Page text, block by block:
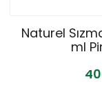
Naturel
ml